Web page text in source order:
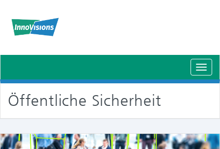
Öffentliche Sicherheit